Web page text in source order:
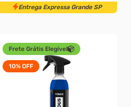
Entrega Expressa Grande SP
Frete Grátis Elegível
10% OFF